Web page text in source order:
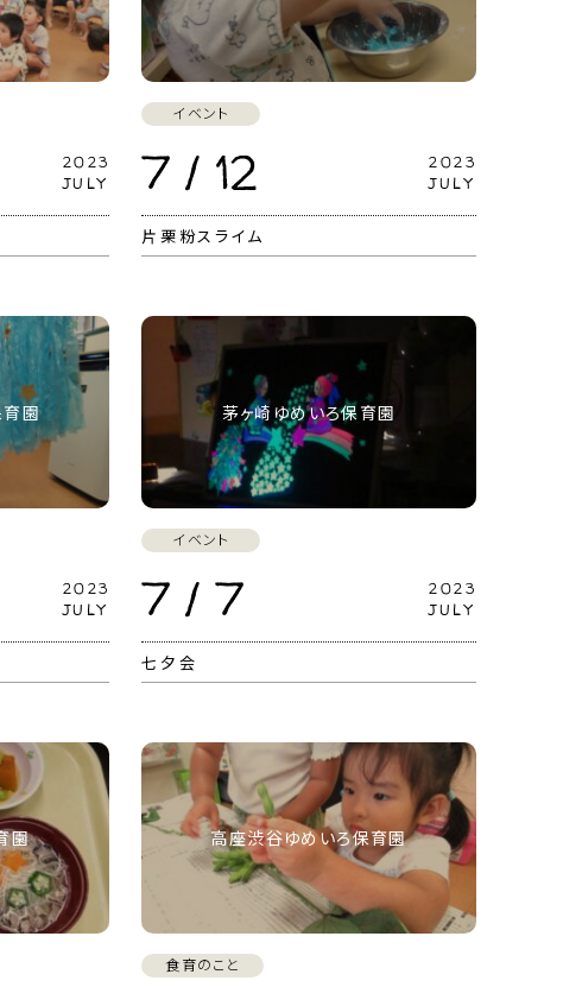
2023
JULY
イベント
7 / 12
2023
JULY
片栗粉スライム
育園
2023
JULY
茅ヶ崎ゆめいろ保育園
イベント
7 / 7
2023
JULY
七夕会
園 高座渋谷ゆめいろ保育園
食育のこと